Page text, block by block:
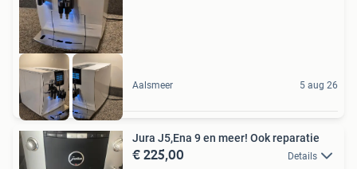
Aalsmeer 5 aug 26
Jura J5,Ena 9 en meer! Ook reparatie
€ 225,00 Details